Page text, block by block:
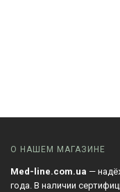
О НАШЕМ МАГАЗИНЕ
Med-line.com.ua —
года. В наличии